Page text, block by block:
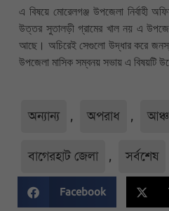
এ বিষয়ে মোরেলগঞ্জ উপজেলা নির্বাহী
উত্তর সুতালড়ী গ্রামের খাল নয় এ
আছে। অচিরেই সেগুলো উদ্ধার করে
উপজেলা মাসিক সম্বনয় সভায় এ বিষয়টি
অন্যান্য , অপরাধ ,
বাগেরহাট জেলা , সর্বশেষ
Facebook